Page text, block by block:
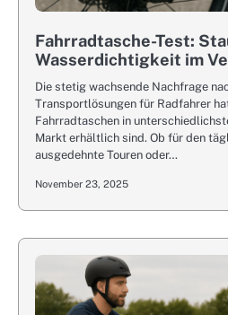
Fahrradtasche-Test:
Wasserdichtigkeit im
Die stetig wachsende Nachfrage
Transportlösungen für Radfahrer
Fahrradtaschen in
Markt erhältlich sind. Ob für den
ausgedehnte Touren oder…
November 23, 2025